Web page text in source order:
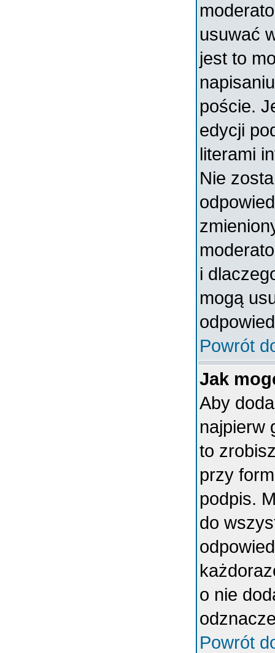
usuwać
jest to
poście.
edycji
literami
Nie
i
mogą
Powrót
Jak
Aby
najpierw
to
przy
podpis.
do
o nie
Powrót